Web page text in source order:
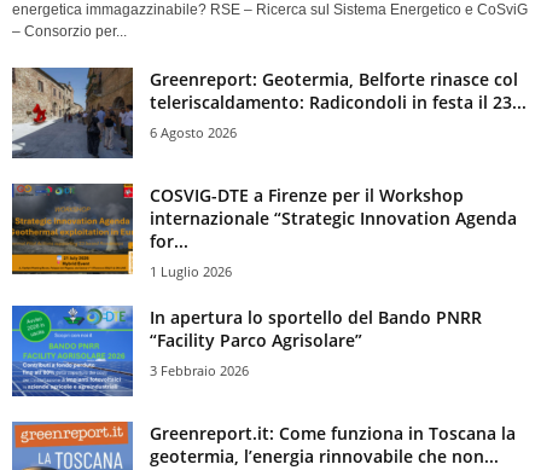
energetica immagazzinabile? RSE – Ricerca sul Sistema Energetico e CoSviG
– Consorzio per...
Greenreport: Geotermia, Belforte rinasce col
teleriscaldamento: Radicondoli in festa il 23...
6 Agosto 2026
COSVIG-DTE a Firenze per il Workshop
internazionale “Strategic Innovation Agenda
for...
1 Luglio 2026
In apertura lo sportello del Bando PNRR
“Facility Parco Agrisolare”
3 Febbraio 2026
Greenreport.it: Come funziona in Toscana la
geotermia, l’energia rinnovabile che non...